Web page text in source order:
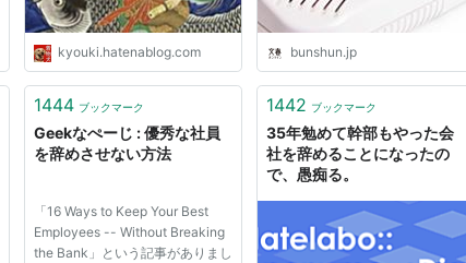
kyouki.hatenablog.com bunshun.jp
1444 ブックマーク
Geekなぺーじ : 優秀な社員
を辞めさせない方法
「16 Ways to Keep Your Best
Employees -- Without Breaking
the Bank」という記事がありまし
1442 ブックマーク
35年勉めて幹部もやった会
社を辞めることになったの
で、愚痴る。